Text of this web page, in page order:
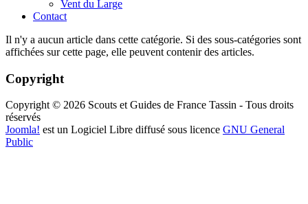
Vent du Large
Contact
Il n'y a aucun article dans cette catégorie. Si des sous-catégories sont
affichées sur cette page, elle peuvent contenir des articles.
Copyright
Copyright © 2026 Scouts et Guides de France Tassin - Tous droits
réservés
Joomla! est un Logiciel Libre diffusé sous licence GNU General
Public